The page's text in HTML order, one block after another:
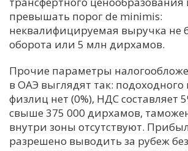
превышать порог de minimis:
неквалифицируемая выручка не
оборота или 5 млн дирхамов.
Прочие параметры
в ОАЭ выглядят так: подоходного
физлиц нет (0%), НДС составляет
свыше 375 000 дирхамов,
внутри зоны отсутствуют.
разрешено выводить за рубеж